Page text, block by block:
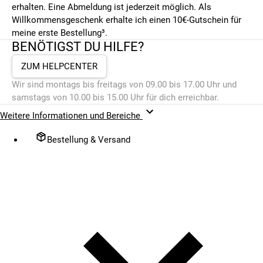
erhalten. Eine Abmeldung ist jederzeit möglich. Als
Willkommensgeschenk erhalte ich einen 10€-Gutschein für
meine erste Bestellung³.
BENÖTIGST DU HILFE?
ZUM HELPCENTER
Wir sind montags bis freitags von 09.00 bis 17.00 Uhr und
samstags von 10.00 bis 15.00 Uhr für dich erreichbar.
Weitere Informationen und Bereiche
Bestellung & Versand